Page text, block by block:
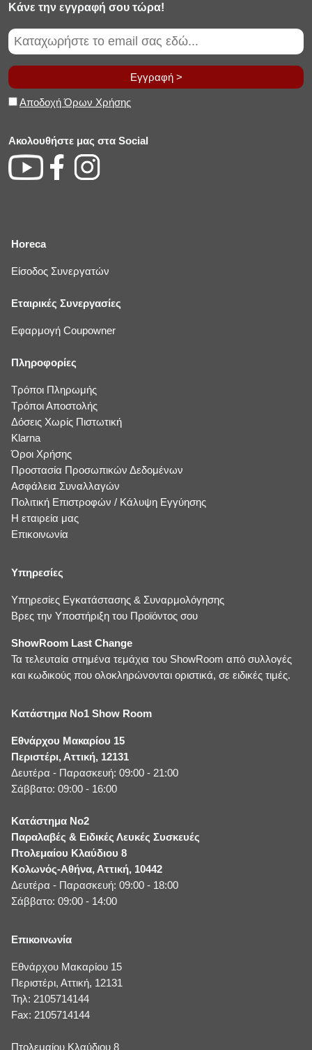
Κάνε την εγγραφή σου τώρα!
Εγγραφή >
Αποδοχή Όρων Χρήσης
Ακολουθήστε μας στα Social
Horeca
Είσοδος Συνεργατών
Εταιρικές Συνεργασίες
Εφαρμογή Coupowner
Πληροφορίες
Τρόποι Πληρωμής
Τρόποι Αποστολής
Δόσεις Χωρίς Πιστωτική
Klarna
Όροι Χρήσης
Προστασία Προσωπικών Δεδομένων
Ασφάλεια Συναλλαγών
Πολιτική Επιστροφών / Κάλυψη Εγγύησης
Η εταιρεία μας
Επικοινωνία
Υπηρεσίες
Υπηρεσίες Εγκατάστασης & Συναρμολόγησης
Βρες την Υποστήριξη του Προϊόντος σου
ShowRoom Last Change
Τα τελευταία στημένα τεμάχια του ShowRoom από συλλογές
και κωδικούς που ολοκληρώνονται οριστικά, σε ειδικές τιμές.
Κατάστημα No1 Show Room
Εθνάρχου Μακαρίου 15
Περιστέρι, Αττική, 12131
Δευτέρα - Παρασκευή: 09:00 - 21:00
Σάββατο: 09:00 - 16:00
Κατάστημα No2
Παραλαβές & Ειδικές Λευκές Συσκευές
Πτολεμαίου Κλαύδιου 8
Κολωνός-Αθήνα, Αττική, 10442
Δευτέρα - Παρασκευή: 09:00 - 18:00
Σάββατο: 09:00 - 14:00
Επικοινωνία
Εθνάρχου Μακαρίου 15
Περιστέρι, Αττική, 12131
Τηλ: 2105714144
Fax: 2105714144
Πτολεμαίου Κλαύδιου 8